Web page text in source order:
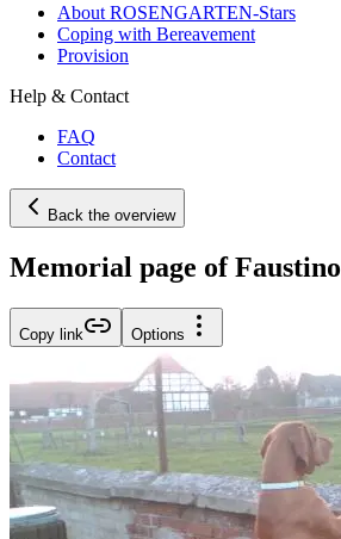
About ROSENGARTEN-Stars
Coping with Bereavement
Provision
Help & Contact
FAQ
Contact
Back the overview
Memorial page of Faustino
Copy link Options